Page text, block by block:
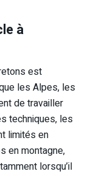
à
est
les Alpes, les
de travailler
techniques, les
limités en
en montagne,
lorsqu’il